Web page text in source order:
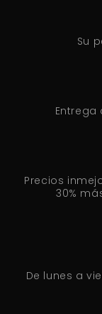
Su
Entrega
Precios
30%
De lunes a